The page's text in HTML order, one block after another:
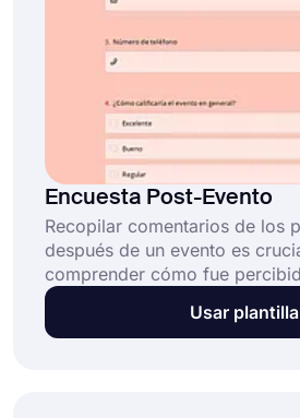
Encuesta Post-Evento
Recopilar comentarios de los
después de un evento es
comprender cómo fue
áreas de mejora. Una
un método valioso paraUsar plantilla